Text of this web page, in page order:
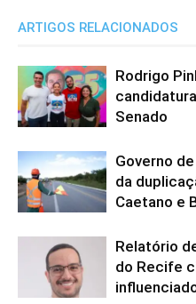
ARTIGOS RELACIONADOS
Rodrigo
Senado
Governo
da
Caetano e
Relatório
do Recife